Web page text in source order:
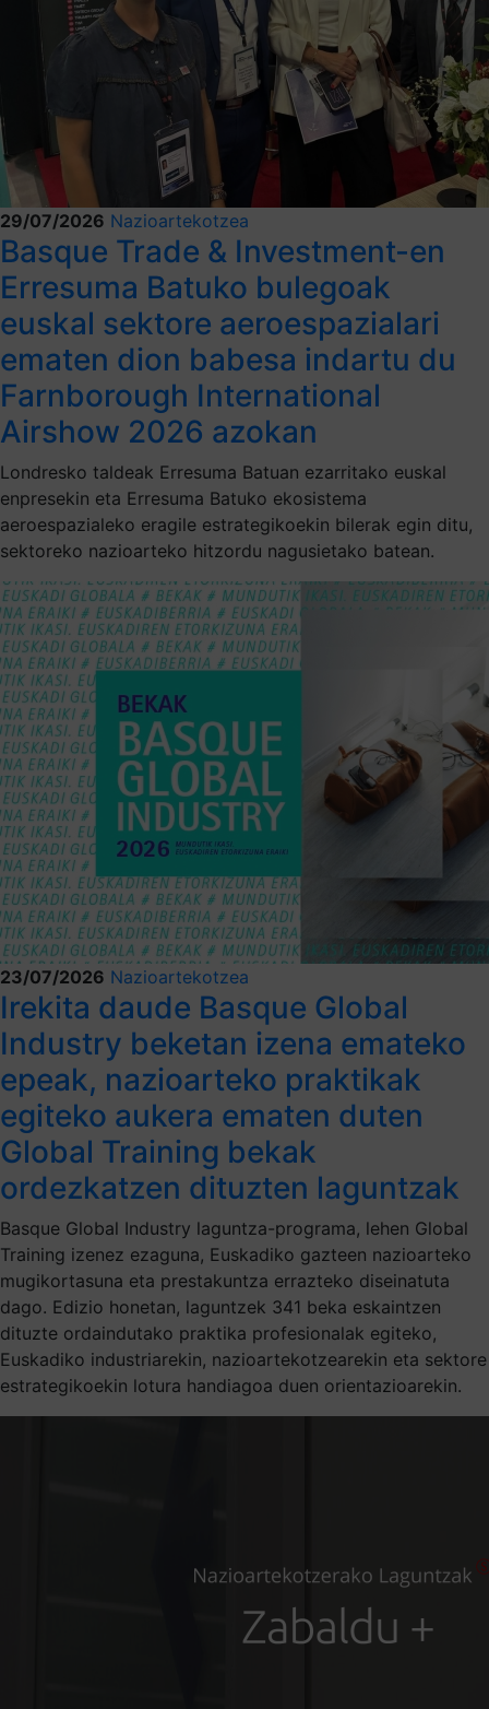
29/07/2026 Nazioartekotzea
Basque Trade & Investment-en
Erresuma Batuko bulegoak
euskal sektore aeroespazialari
ematen dion babesa indartu du
Farnborough International
Airshow 2026 azokan
Londresko taldeak Erresuma Batuan ezarritako euskal
enpresekin eta Erresuma Batuko ekosistema
aeroespazialeko eragile estrategikoekin bilerak egin ditu,
sektoreko nazioarteko hitzordu nagusietako batean.
23/07/2026 Nazioartekotzea
Irekita daude Basque Global
Industry beketan izena emateko
epeak, nazioarteko praktikak
egiteko aukera ematen duten
Global Training bekak
ordezkatzen dituzten laguntzak
Basque Global Industry laguntza-programa, lehen Global
Training izenez ezaguna, Euskadiko gazteen nazioarteko
mugikortasuna eta prestakuntza errazteko diseinatuta
dago. Edizio honetan, laguntzek 341 beka eskaintzen
dituzte ordaindutako praktika profesionalak egiteko,
Euskadiko industriarekin, nazioartekotzearekin eta sektore
estrategikoekin lotura handiagoa duen orientazioarekin.